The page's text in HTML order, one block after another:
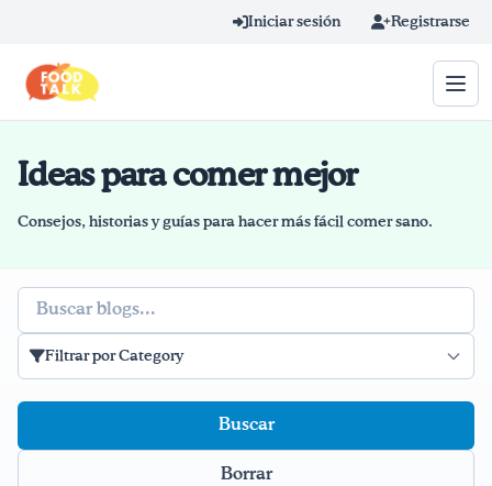
Iniciar sesión Registrarse
Término de búsqueda
Home
Blog
Recetas
Ideas para comer mejor
Consejos, historias y guías para hacer más fácil comer sano.
Buscar
Filtrar por Category
Borrar